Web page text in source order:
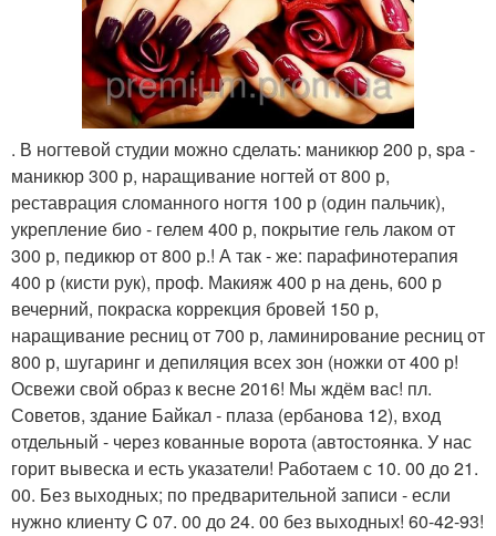
. В ногтевой студии можно сделать: маникюр 200 р, spa -
маникюр 300 р, наращивание ногтей от 800 р,
реставрация сломанного ногтя 100 р (один пальчик),
укрепление био - гелем 400 р, покрытие гель лаком от
300 р, педикюр от 800 р.! А так - же: парафинотерапия
400 р (кисти рук), проф. Макияж 400 р на день, 600 р
вечерний, покраска коррекция бровей 150 р,
наращивание ресниц от 700 р, ламинирование ресниц от
800 р, шугаринг и депиляция всех зон (ножки от 400 р!
Освежи свой образ к весне 2016! Мы ждём вас! пл.
Советов, здание Байкал - плаза (ербанова 12), вход
отдельный - через кованные ворота (автостоянка. У нас
горит вывеска и есть указатели! Работаем с 10. 00 до 21.
00. Без выходных; по предварительной записи - если
нужно клиенту C 07. 00 до 24. 00 без выходных! 60-42-93!